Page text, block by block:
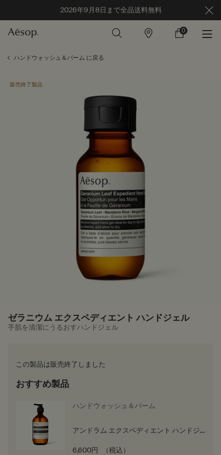
2026年9月8日まで全品送料無料
店
カ
0
0 カート内の製
ハンドウォッシュ＆バーム に戻る
販売終了製品
ゼラニウム エクスペディエント ハンドジェル
手肌を清潔にうるおすハンドジェル
この製品は販売終了しました
おすすめ製品
ハンドウォッシュ＆バーム
アンドラム エクスペディエント ハンドジ
6,600円
（税込）